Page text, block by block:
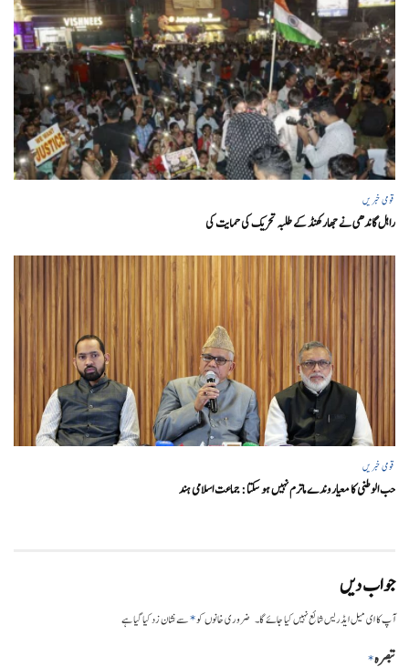
قومی خبریں
راہل گاندھی نے جھارکھنڈ کے طلبہ تحریک کی حمایت کی
قومی خبریں
حب الوطنی کا معیار وندے ماترم نہیں ہو سکتا : جماعت اسلامی ہند
جواب دیں
آپ کا ای میل ایڈریس شائع نہیں کیا جائے گا۔ ضروری خانوں کو*سے نشان زد کیا گیا ہے
تبصرہ*